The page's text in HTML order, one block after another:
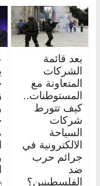
بعد قائمة
الشركات
المتعاونة مع
المستوطنات..
كيف تتورط
شركات
السياحة
الالكترونية في
جرائم حرب
ضد
الفلسطينين؟